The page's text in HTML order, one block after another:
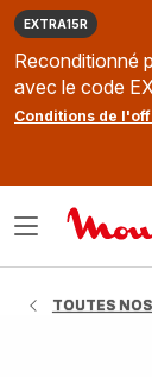
EXTRA15R
Reconditionné
avec le code
Conditions de
Ouvrir
TOUTES